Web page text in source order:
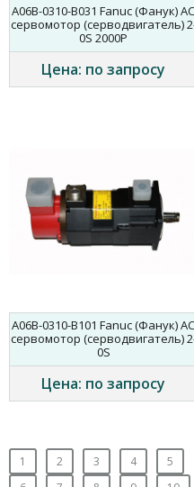
A06B-0310-B031 Fanuc (Фанук) AC
сервомотор (серводвигатель)
0S 2000P
Цена: по запросу
A06B-0310-B101 Fanuc (Фанук) AC
сервомотор (серводвигатель)
0S
Цена: по запросу
1 2 3 4
5